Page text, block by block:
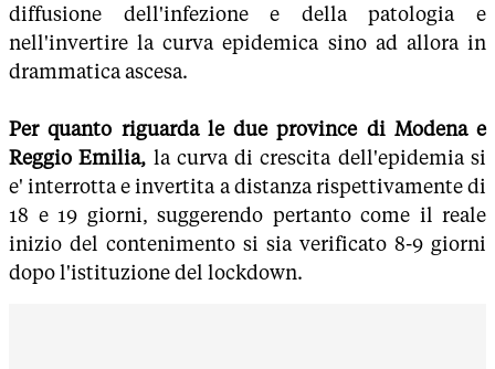
diffusione dell'infezione e della patologia e
nell'invertire la curva epidemica sino ad allora in
drammatica ascesa.
Per quanto riguarda le due province di Modena e
Reggio Emilia, la curva di crescita dell'epidemia si
e' interrotta e invertita a distanza rispettivamente di
18 e 19 giorni, suggerendo pertanto come il reale
inizio del contenimento si sia verificato 8-9 giorni
dopo l'istituzione del lockdown.